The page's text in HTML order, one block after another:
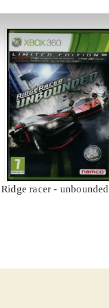
Ridge racer - unbounded